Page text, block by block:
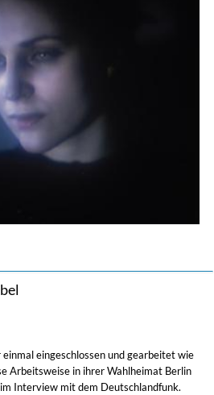
eingeschlossen und gearbeitet wie
Arbeitsweise in ihrer Wahlheimat Berlin
Interview mit dem Deutschlandfunk.